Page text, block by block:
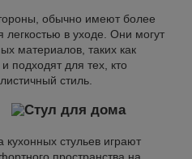
обычно имеют более
легкостью в уходе. Они могут
материалов, таких как
подходят для тех, кто
стиль.
стульев играют